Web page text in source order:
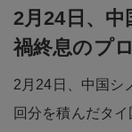
2月24日、
禍終息のプ
2月24日、中国シ
回分を積んだタ